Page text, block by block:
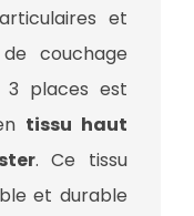
et
couchage
places est
tissu haut
. Ce tissu
et durable